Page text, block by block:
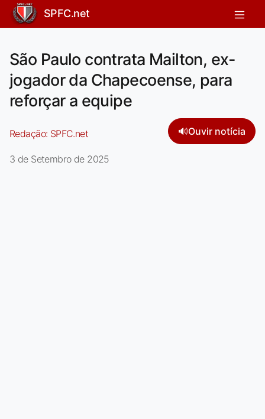
SPFC.net
São Paulo contrata Mailton, ex-
jogador da Chapecoense, para
reforçar a equipe
Redação: SPFC.net 🔊Ouvir notícia
3 de Setembro de 2025